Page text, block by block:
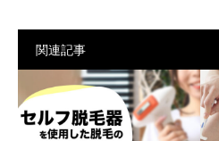
関連記事